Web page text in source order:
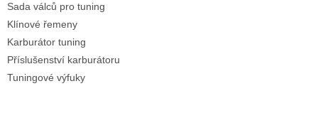
Sada válců pro tuning
Klínové řemeny
Karburátor tuning
Příslušenství karburátoru
Tuningové výfuky